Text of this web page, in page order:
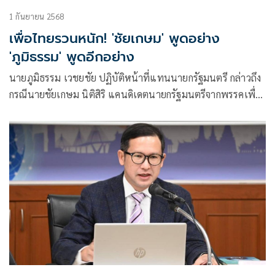
1 กันยายน 2568
เพื่อไทยรวนหนัก! 'ชัยเกษม' พูดอย่าง
'ภูมิธรรม' พูดอีกอย่าง
นายภูมิธรรม เวชยชัย ปฏิบัติหน้าที่แทนนายกรัฐมนตรี กล่าวถึง
กรณีนายชัยเกษม นิติสิริ แคนดิเดตนายกรัฐมนตรีจากพรรคเพื่อ
รวมถึงไม่ได้ถูกเชิญให้ร่วมคุยกับพรรคประชาชนเมื่อวันที่ 31
ส.ค.